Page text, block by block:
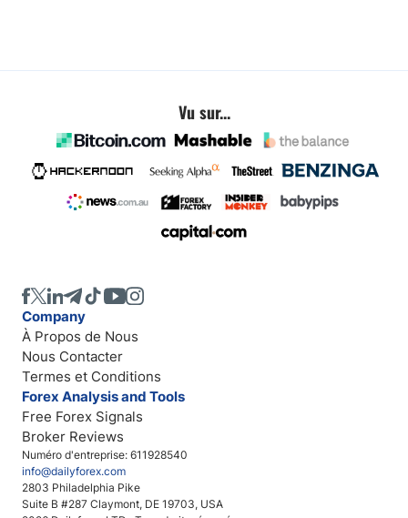
Vu sur...
Numéro d'entreprise: 611928540
info@dailyforex.com
2803 Philadelphia Pike
Suite B #287 Claymont, DE 19703, USA
Company
À Propos de Nous
Nous Contacter
Termes et Conditions
Forex Analysis and Tools
Free Forex Signals
Broker Reviews